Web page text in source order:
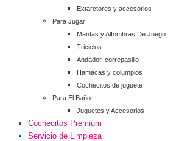
Extarctores y accesorios
Para Jugar
Mantas y Alfombras De Juego
Triciclos
Andador, correpasillo
Hamacas y columpios
Cochecitos de juguete
Para El Baño
Juguetes y Accesorios
Cochecitos Premium
Servicio de Limpieza